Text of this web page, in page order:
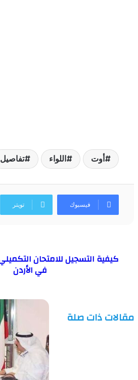
أوت اللواء تفاصيل
فيسبوك تويتر
في الأردن
مقالات ذات صلة